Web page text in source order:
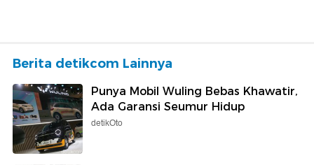
Berita detikcom Lainnya
Punya Mobil Wuling Bebas Khawatir,
Ada Garansi Seumur Hidup
detikOto